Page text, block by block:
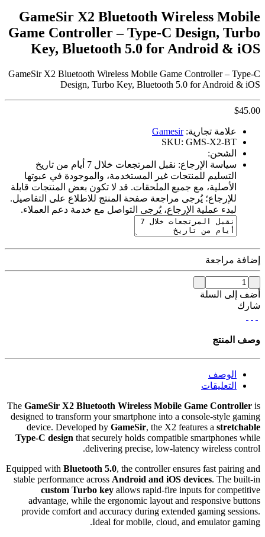
GameSir X2 Bluetooth Wireless Mobile
Game Controller – Type-C Design, Turbo
Key, Bluetooth 5.0 for Android & iOS
GameSir X2 Bluetooth Wireless Mobile Game Controller – Type-C
Design, Turbo Key, Bluetooth 5.0 for Android & iOS
$45.00
علامة تجارية: Gamesir
SKU: GMS-X2-BT
الشحن:
سياسة الإرجاع:
نقبل المرتجعات خلال 7 أيام من تاريخ
التسليم للمنتجات غير المستخدمة، والموجودة في عبوتها
الأصلية، مع جميع الملحقات. قد لا تكون بعض المنتجات قابلة
للإرجاع؛ يُرجى مراجعة صفحة المنتج للاطلاع على التفاصيل.
لبدء عملية الإرجاع، يُرجى التواصل مع خدمة دعم العملاء.
إضافة مراجعة
أضف إلى السلة
شارك
وصف المنتج
الوصف
التعليقات
The GameSir X2 Bluetooth Wireless Mobile Game Controller is
designed to transform your smartphone into a console-style gaming
device. Developed by GameSir, the X2 features a stretchable
Type-C design that securely holds compatible smartphones while
delivering precise, low-latency wireless control.
Equipped with Bluetooth 5.0, the controller ensures fast pairing and
stable performance across Android and iOS devices. The built-in
custom Turbo key allows rapid-fire inputs for competitive
advantage, while the ergonomic layout and responsive buttons
provide comfort and accuracy during extended gaming sessions.
Ideal for mobile, cloud, and emulator gaming.